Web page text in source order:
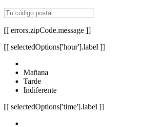
[[ errors.zipCode.message ]]
[[ selectedOptions['hour'].label ]]
Mañana
Tarde
Indiferente
[[ selectedOptions['time'].label ]]